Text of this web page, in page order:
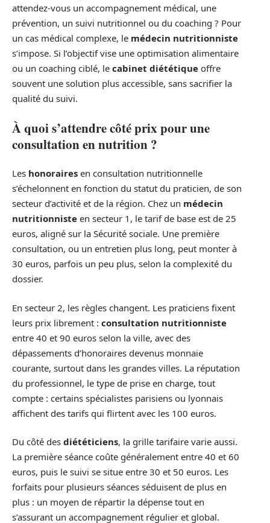
attendez-vous un accompagnement médical, une
prévention, un suivi nutritionnel ou du coaching ? Pour
un cas médical complexe, le médecin nutritionniste
s’impose. Si l’objectif vise une optimisation alimentaire
ou un coaching ciblé, le cabinet diététique offre
souvent une solution plus accessible, sans sacrifier la
qualité du suivi.
À quoi s’attendre côté prix pour une
consultation en nutrition ?
Les honoraires en consultation nutritionnelle
s’échelonnent en fonction du statut du praticien, de son
secteur d’activité et de la région. Chez un médecin
nutritionniste en secteur 1, le tarif de base est de 25
euros, aligné sur la Sécurité sociale. Une première
consultation, ou un entretien plus long, peut monter à
30 euros, parfois un peu plus, selon la complexité du
dossier.
En secteur 2, les règles changent. Les praticiens fixent
leurs prix librement : consultation nutritionniste
entre 40 et 90 euros selon la ville, avec des
dépassements d’honoraires devenus monnaie
courante, surtout dans les grandes villes. La réputation
du professionnel, le type de prise en charge, tout
compte : certains spécialistes parisiens ou lyonnais
affichent des tarifs qui flirtent avec les 100 euros.
Du côté des diététiciens, la grille tarifaire varie aussi.
La première séance coûte généralement entre 40 et 60
euros, puis le suivi se situe entre 30 et 50 euros. Les
forfaits pour plusieurs séances séduisent de plus en
plus : un moyen de répartir la dépense tout en
s’assurant un accompagnement régulier et global.